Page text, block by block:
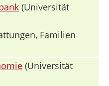
(Universität
Familien
(Universität